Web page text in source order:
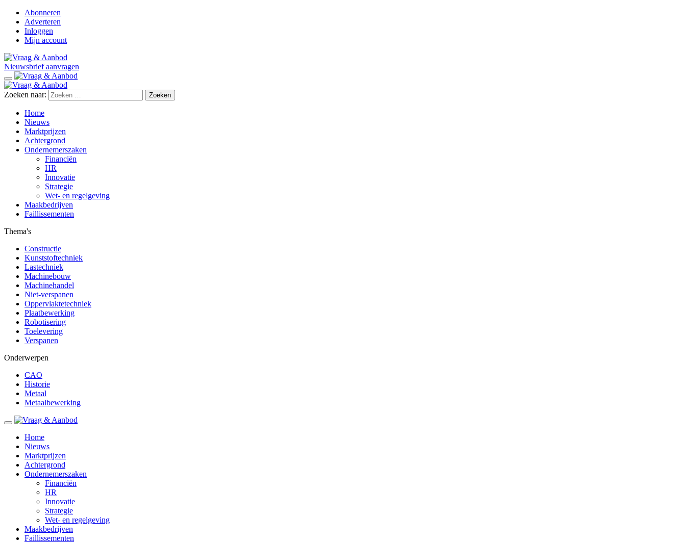
Abonneren
Adverteren
Inloggen
Mijn account
Nieuwsbrief aanvragen
Zoeken naar:
Home
Nieuws
Marktprijzen
Achtergrond
Ondernemerszaken
Financiën
HR
Innovatie
Strategie
Wet- en regelgeving
Maakbedrijven
Faillissementen
Thema's
Constructie
Kunststoftechniek
Lastechniek
Machinebouw
Machinehandel
Niet-verspanen
Oppervlaktetechniek
Plaatbewerking
Robotisering
Toelevering
Verspanen
Onderwerpen
CAO
Historie
Metaal
Metaalbewerking
Home
Nieuws
Marktprijzen
Achtergrond
Ondernemerszaken
Financiën
HR
Innovatie
Strategie
Wet- en regelgeving
Maakbedrijven
Faillissementen